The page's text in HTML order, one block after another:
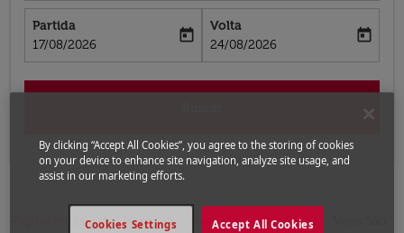
Partida
fc-booking-departure-date-aria-label
17/08/2026
today
Volta
fc-booking-return-date-aria-label
24/08/2026
today
Página inicial Voos Voos para o Gabão
By clicking “Accept All Cookies”, you agree to the storing of cookies
on your device to enhance site navigation, analyze site usage, and
assist in our marketing efforts.
Accept All Cookies
Cookies Settings